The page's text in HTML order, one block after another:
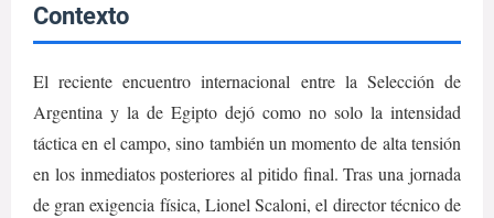
Contexto
El reciente encuentro internacional entre la Selección de
Argentina y la de Egipto dejó como no solo la intensidad
táctica en el campo, sino también un momento de alta tensión
en los inmediatos posteriores al pitido final. Tras una jornada
de gran exigencia física, Lionel Scaloni, el director técnico de